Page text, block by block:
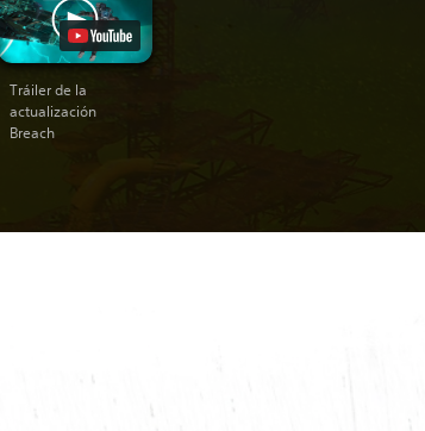
Tráiler de la
actualización
Breach